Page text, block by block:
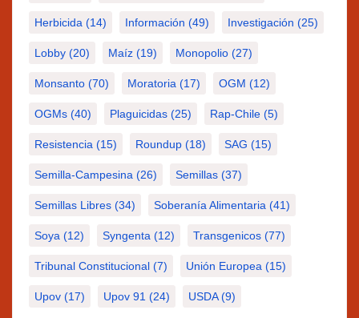
Herbicida (14) Información (49) Investigación (25)
Lobby (20) Maíz (19) Monopolio (27)
Monsanto (70) Moratoria (17) OGM (12)
OGMs (40) Plaguicidas (25) Rap-Chile (5)
Resistencia (15) Roundup (18) SAG (15)
Semilla-Campesina (26) Semillas (37)
Semillas Libres (34) Soberanía Alimentaria (41)
Soya (12) Syngenta (12) Transgenicos (77)
Tribunal Constitucional (7) Unión Europea (15)
Upov (17) Upov 91 (24) USDA(9)